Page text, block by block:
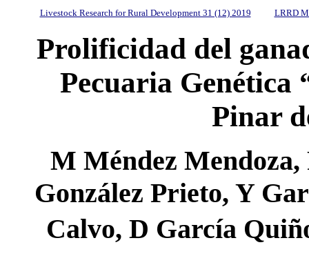
Livestock Research for Rural Development 31 (12) 2019 LRRD
Prolificidad del
Pecuaria Genética
Pinar
M Méndez Mendoza,
González Prieto, Y
Calvo, D García